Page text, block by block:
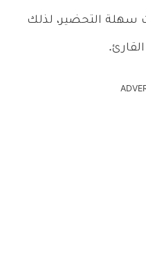
سهلة التحضير، لذلك